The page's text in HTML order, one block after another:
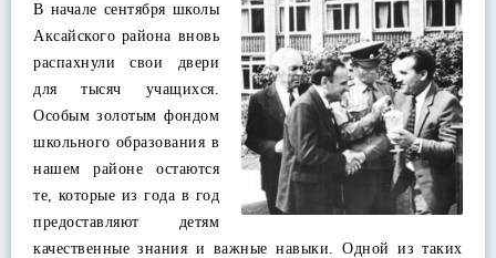
В начале сентября школы
Аксайского района вновь
распахнули свои двери
для тысяч учащихся.
Особым золотым фондом
школьного образования в
нашем районе остаются
те, которые из года в год
предоставляют детям
качественные знания и важные навыки. Одной из таких